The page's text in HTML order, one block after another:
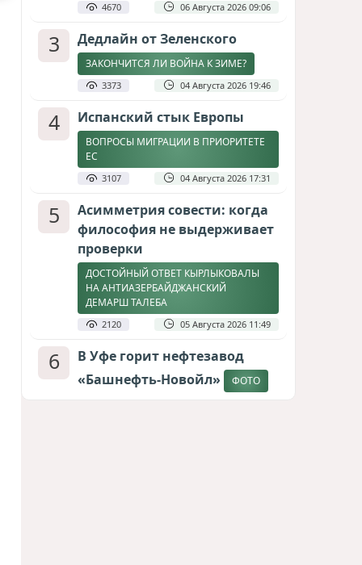
4670 06 Августа 2026 09:06
3 Дедлайн от Зеленского
ЗАКОНЧИТСЯ ЛИ ВОЙНА К ЗИМЕ?
3373 04 Августа 2026 19:46
4 Испанский стык Европы
ВОПРОСЫ МИГРАЦИИ В ПРИОРИТЕТЕ
ЕС
3107 04 Августа 2026 17:31
5
Асимметрия совести: когда
философия не выдерживает
проверки
ДОСТОЙНЫЙ ОТВЕТ КЫРЛЫКОВАЛЫ
НА АНТИАЗЕРБАЙДЖАНСКИЙ
ДЕМАРШ ТАЛЕБА
2120 05 Августа 2026 11:49
6
В Уфе горит нефтезавод
«Башнефть-Новойл»
ФОТО